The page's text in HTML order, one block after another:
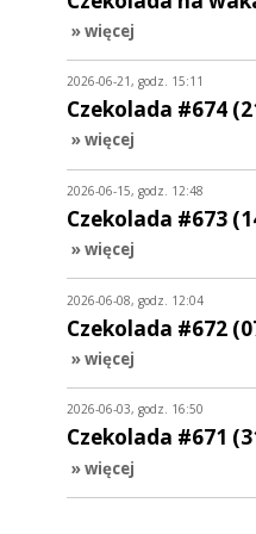
» więcej
2026-06-21, godz. 15:11
Czekolada #674
» więcej
2026-06-15, godz. 12:48
Czekolada #673
» więcej
2026-06-08, godz. 12:04
Czekolada #672
» więcej
2026-06-03, godz. 16:50
Czekolada #671
» więcej